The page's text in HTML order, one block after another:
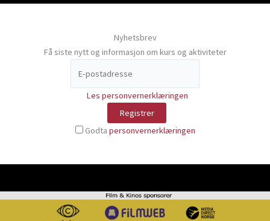
Nyhetsbrev
Få siste nytt og informasjon om kurs og aktiviteter
Les personvernerklæringen
Godta personvernerklæringen